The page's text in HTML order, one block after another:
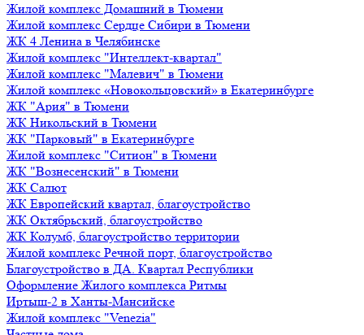
Жилой комплекс Домашний в Тюмени
Жилой комплекс Сердце Сибири в Тюмени
ЖК 4 Ленина в Челябинске
Жилой комплекс "Интеллект-квартал"
Жилой комплекс "Малевич" в Тюмени
Жилой комплекс «Новокольцовский» в Екатеринбурге
ЖК "Ария" в Тюмени
ЖК Никольский в Тюмени
ЖК "Парковый" в Екатеринбурге
Жилой комплекс "Ситион" в Тюмени
ЖК "Вознесенский" в Тюмени
ЖК Салют
ЖК Европейский квартал, благоустройство
ЖК Октябрьский, благоустройство
ЖК Колумб, благоустройство территории
Жилой комплекс Речной порт, благоустройство
Благоустройство в ДА. Квартал Республики
Оформление Жилого комплекса Ритмы
Иртыш-2 в Ханты-Мансийске
Жилой комплекс "Venezia"